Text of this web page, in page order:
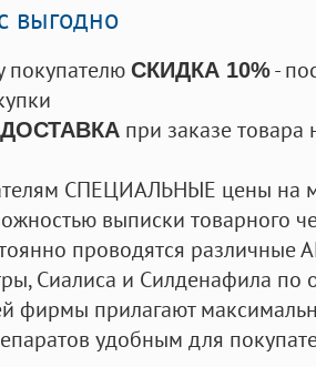
выгодно
покупателю СКИДКА 10%-
при заказе
СПЕЦИАЛЬНЫЕ цены на
выписки товарного
проводятся
Сиалиса и Силденафила по
фирмы прилагают
удобным для